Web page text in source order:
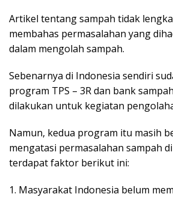
Artikel tentang sampah tidak
membahas permasalahan yang
dalam mengolah sampah.
Sebenarnya di Indonesia sendiri
program TPS – 3R dan bank
dilakukan untuk kegiatan
Namun, kedua program itu masih
mengatasi permasalahan sampah
terdapat faktor berikut ini:
1. Masyarakat Indonesia belum